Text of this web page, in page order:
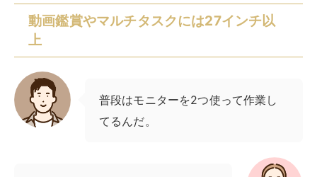
動画鑑賞やマルチタスクには27インチ以
上
普段はモニターを2つ使って作業し
てるんだ。